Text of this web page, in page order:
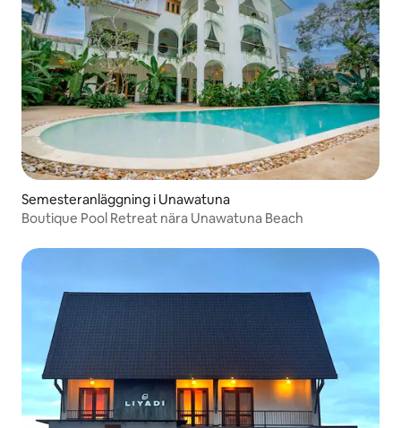
Semesteranläggning i Unawatuna
Boutique Pool Retreat nära Unawatuna Beach